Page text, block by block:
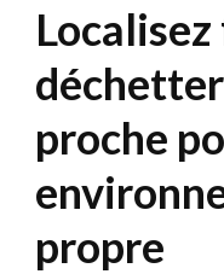
proche
propre